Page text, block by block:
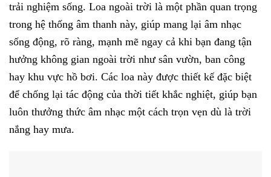
trải nghiệm sống. Loa ngoài trời là một phần quan trọng
trong hệ thống âm thanh này, giúp mang lại âm nhạc
sống động, rõ ràng, mạnh mẽ ngay cả khi bạn đang tận
hưởng không gian ngoài trời như sân vườn, ban công
hay khu vực hồ bơi. Các loa này được thiết kế đặc biệt
để chống lại tác động của thời tiết khắc nghiệt, giúp bạn
luôn thưởng thức âm nhạc một cách trọn vẹn dù là trời
nắng hay mưa.